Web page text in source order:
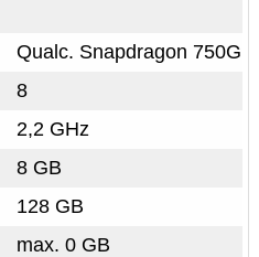
Qualc. Snapdragon 750G
8
2,2 GHz
8 GB
128 GB
max. 0 GB